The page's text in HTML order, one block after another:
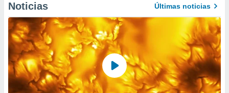
Noticias Últimas noticias